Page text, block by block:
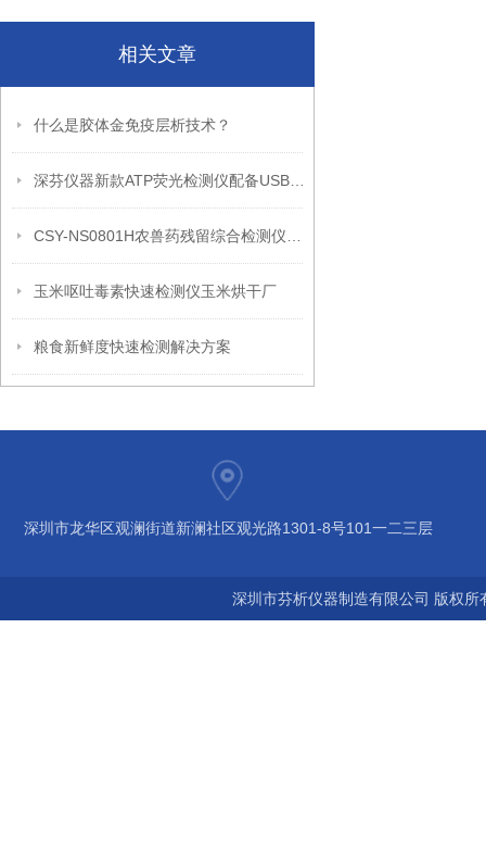
相关文章
什么是胶体金免疫层析技术？
玉米呕吐毒素快速检测仪玉米烘干厂
粮食新鲜度快速检测解决方案
深圳市龙华区观澜街道新澜社区观光路1301-8号101一二三层
深圳市芬析仪器制造有限公司 版权